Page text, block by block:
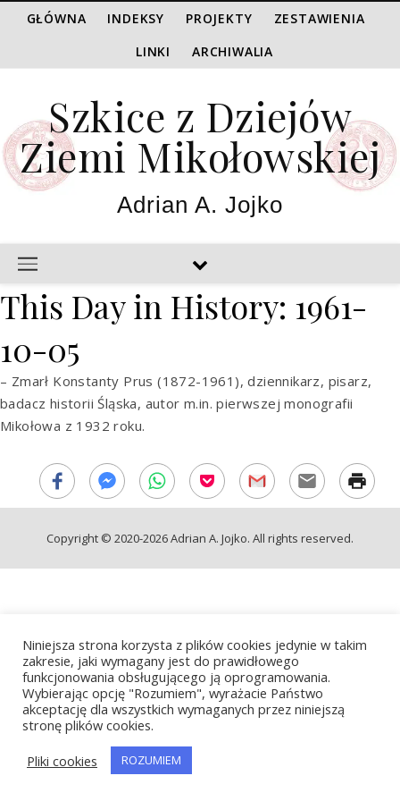
GŁÓWNA INDEKSY PROJEKTY
ZESTAWIENIA
LINKI
ARCHIWALIA
Szkice z Dziejów
Ziemi Mikołowskiej
Adrian A. Jojko
This Day in History: 1961-
10-05
– Zmarł Konstanty Prus (1872-1961), dziennikarz, pisarz,
badacz historii Śląska, autor m.in. pierwszej monografii
Mikołowa z 1932 roku.
Copyright © 2020-2026 Adrian A. Jojko. All rights reserved.
Niniejsza strona korzysta z plików cookies jedynie w takim
zakresie, jaki wymagany jest do prawidłowego
funkcjonowania obsługującego ją oprogramowania.
Wybierając opcję "Rozumiem", wyrażacie Państwo
akceptację dla wszystkich wymaganych przez niniejszą
stronę plików cookies.
Pliki cookies
ROZUMIEM